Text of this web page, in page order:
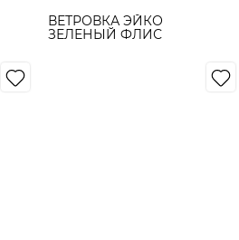
ВЕТРОВКА ЭЙКО
ЗЕЛЕНЫЙ ФЛИС